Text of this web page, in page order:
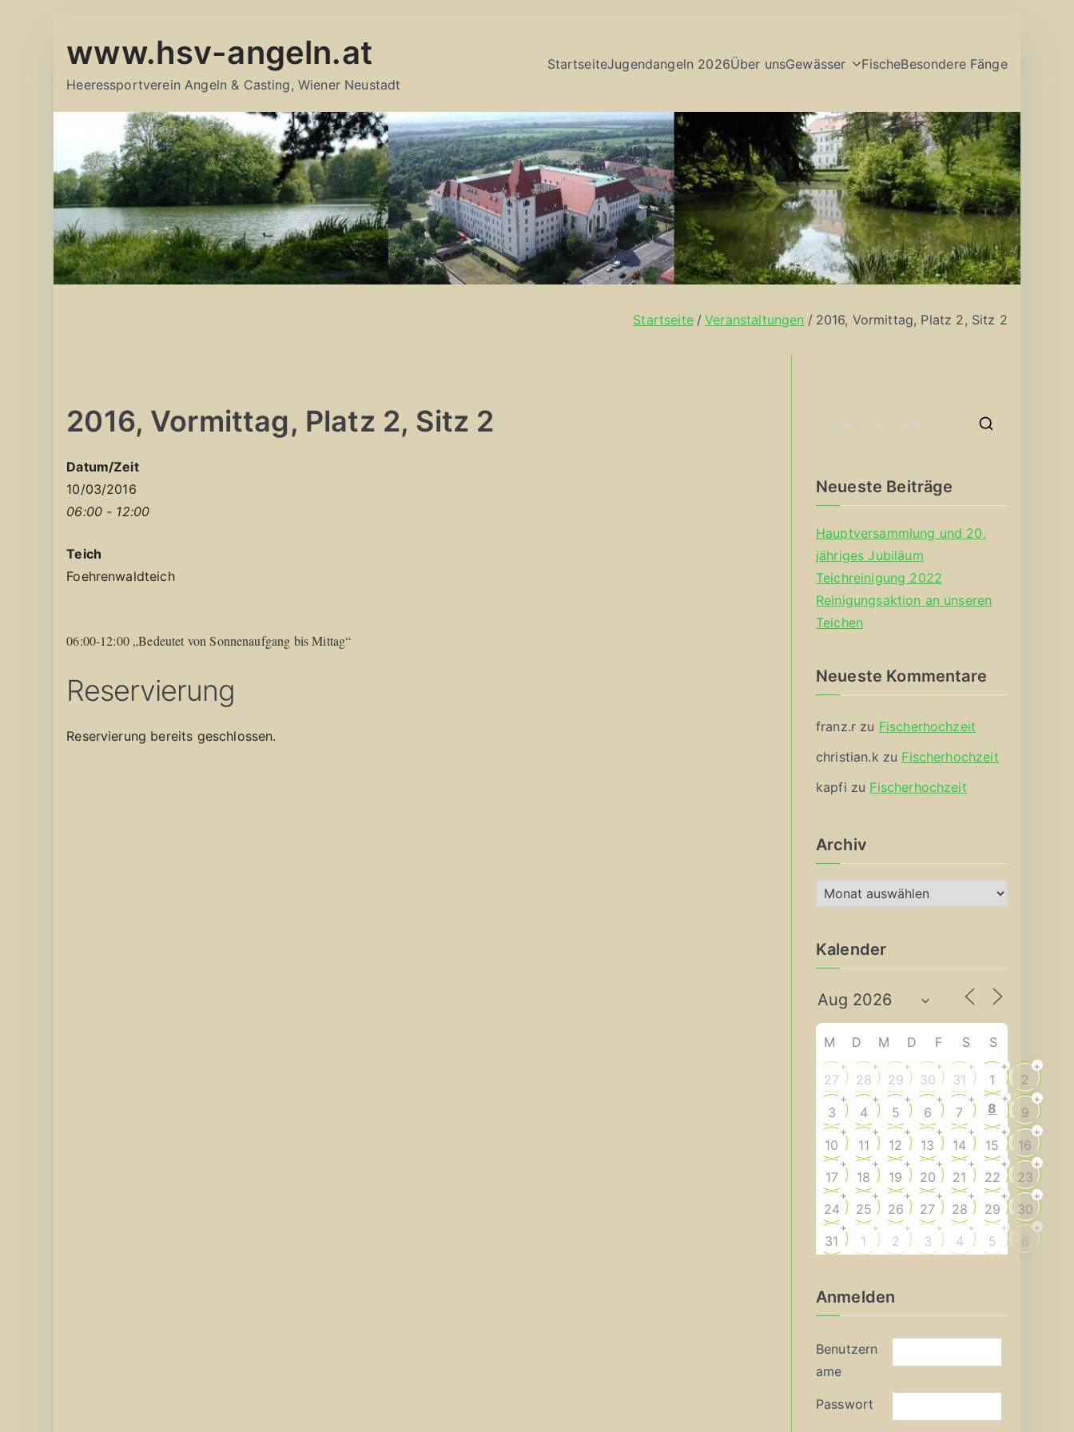
Inhalt
www.hsv-angeln.at
Heeressportverein Angeln & Casting, Wiener Neustadt
StartseiteJugendangeln 2026Über unsGewässer FischeBesondere Fänge
Startseite Veranstaltungen 2016, Vormittag, Platz 2, Sitz 2
2016, Vormittag, Platz 2, Sitz 2
Datum/Zeit
10/03/2016
06:00 - 12:00
Teich
Foehrenwaldteich
06:00-12:00 „Bedeutet von Sonnenaufgang bis Mittag“
Reservierung
Reservierung bereits geschlossen.
Neueste Beiträge
Hauptversammlung und 20.
jähriges Jubiläum
Teichreinigung 2022
Reinigungsaktion an unseren
Teichen
Neueste Kommentare
franz.r zu Fischerhochzeit
christian.k zu Fischerhochzeit
kapfi zu Fischerhochzeit
Archiv
r
h
v
Kalender
M D M D F S S
27
+
28
+
29
+
30
+
31
+
1
+
2
+
3
+
4
+
5
+
6
+
7
+
8
+
9
+
10
+
11
+
12
+
13
+
14
+
15
+
16
+
17
+
18
+
19
+
20
+
21
+
22
+
23
+
24
+
25
+
26
+
27
+
28
+
29
+
30
+
31
+
1
+
2
+
3
+
4
+
5
+
6
+
Anmelden
Benutzern
ame
Passwort